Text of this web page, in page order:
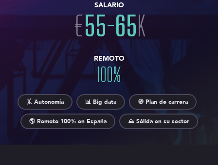
SALARIO
€55-65K
REMOTO
100%
🤸 Autonomía 📊 Big data 🧭 Plan de carrera
🌎 Remoto 100% en España ⛰️ Sólida en su sector